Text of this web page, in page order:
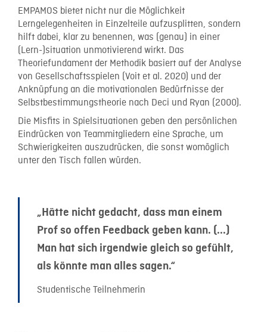
EMPAMOS bietet nicht nur die Möglichkeit
Lerngelegenheiten in Einzelteile aufzusplitten, sondern
hilft dabei, klar zu benennen, was (genau) in einer
(Lern-)situation unmotivierend wirkt. Das
Theoriefundament der Methodik basiert auf der Analyse
von Gesellschaftsspielen (Voit et al. 2020) und der
Anknüpfung an die motivationalen Bedürfnisse der
Selbstbestimmungstheorie nach Deci und Ryan (2000).
Die Misfits in Spielsituationen geben den persönlichen
Eindrücken von Teammitgliedern eine Sprache, um
Schwierigkeiten auszudrücken, die sonst womöglich
unter den Tisch fallen würden.
„Hätte nicht gedacht, dass man einem
Prof so offen Feedback geben kann. (...)
Man hat sich irgendwie gleich so gefühlt,
als könnte man alles sagen.“
Studentische Teilnehmerin